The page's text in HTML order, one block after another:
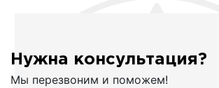
Нужна консультация?
Мы перезвоним и поможем!